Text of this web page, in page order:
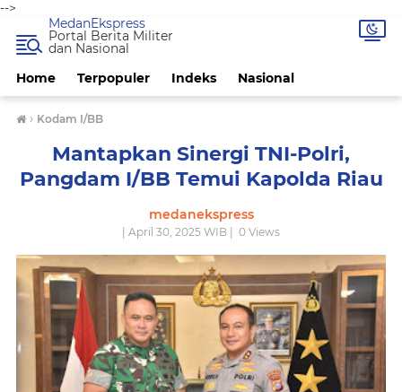
-->
Home Terpopuler Indeks Nasional
MedanEkspress
Portal Berita Militer
dan Nasional
› Kodam I/BB
Mantapkan Sinergi TNI-Polri,
Pangdam I/BB Temui Kapolda Riau
medanekspress
| April 30, 2025 WIB | 0 Views